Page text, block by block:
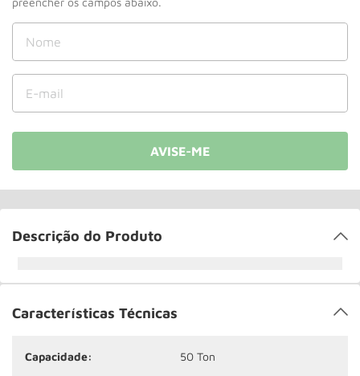
Descrição do Produto
Características Técnicas
Capacidade: 50 Ton
10 º Roda